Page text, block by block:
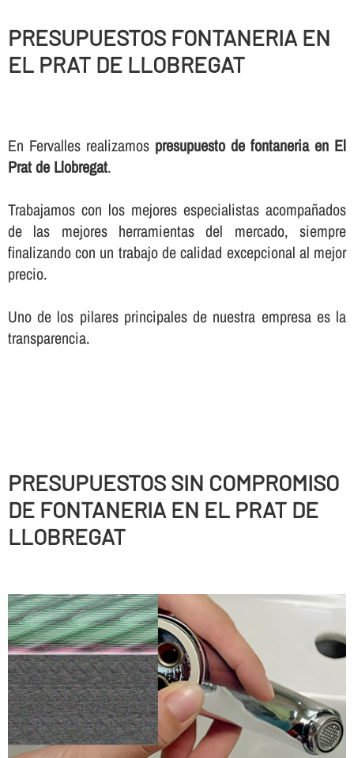
PRESUPUESTOS FONTANERIA EN
EL PRAT DE LLOBREGAT
En Fervalles realizamos presupuesto de fontaneria en El
Prat de Llobregat.
Trabajamos con los mejores especialistas acompañados
de las mejores herramientas del mercado, siempre
finalizando con un trabajo de calidad excepcional al mejor
precio.
Uno de los pilares principales de nuestra empresa es la
transparencia.
PRESUPUESTOS SIN COMPROMISO
DE FONTANERIA EN EL PRAT DE
LLOBREGAT